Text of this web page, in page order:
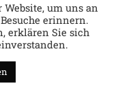
um uns an
erinnern.
erklären Sie sich